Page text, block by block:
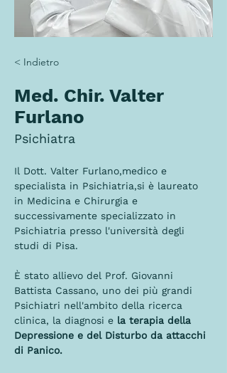
< Indietro
Med. Chir. Valter
Furlano
Psichiatra
Il Dott. Valter Furlano,medico e
specialista in Psichiatria,si è laureato
in Medicina e Chirurgia e
successivamente specializzato in
Psichiatria presso l'università degli
studi di Pisa.
È stato allievo del Prof. Giovanni
Battista Cassano, uno dei più grandi
Psichiatri nell'ambito della ricerca
clinica, la diagnosi e la terapia della
Depressione e del Disturbo da attacchi
di Panico.